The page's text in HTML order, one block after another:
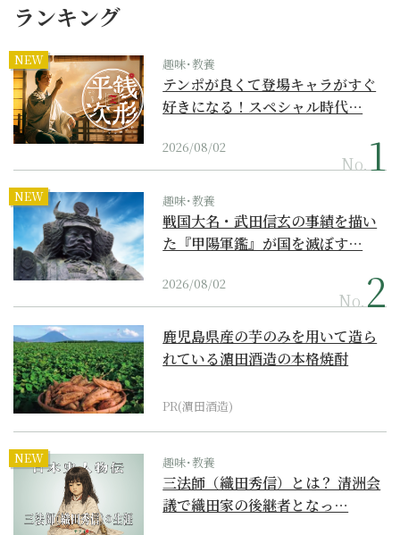
ランキング
NEW 趣味･教養
テンポが良くて登場キャラがすぐ
好きになる！スペシャル時代…
2026/08/02
No.
NEW 趣味･教養
戦国大名・武田信玄の事績を描い
た『甲陽軍鑑』が国を滅ぼす…
2026/08/02
No.
鹿児島県産の芋のみを用いて造ら
れている濵田酒造の本格焼酎
PR(濵田酒造)
NEW 趣味･教養
三法師（織田秀信）とは？ 清洲会
議で織田家の後継者となっ…